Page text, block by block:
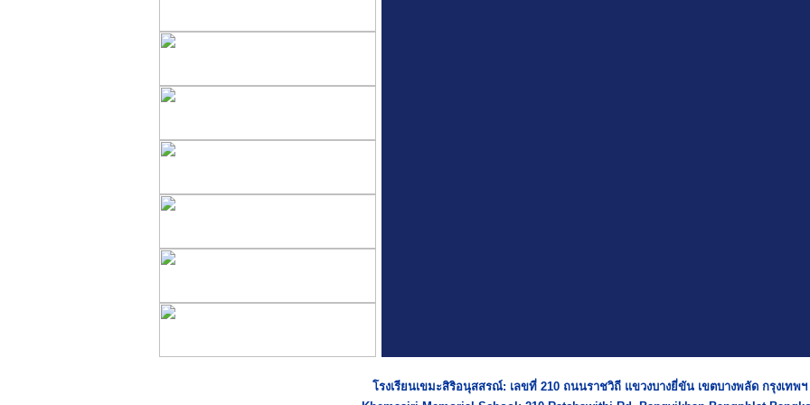
โรงเรียนเขมะสิริอนุสสรณ์: เลขที่ 210 ถนนราชวิถี แขวงบางยี่ขัน เขตบางพลัด กรุงเทพฯ